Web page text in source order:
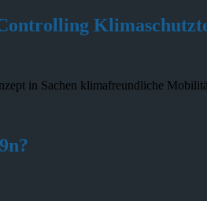
in Sachen klimafreundliche